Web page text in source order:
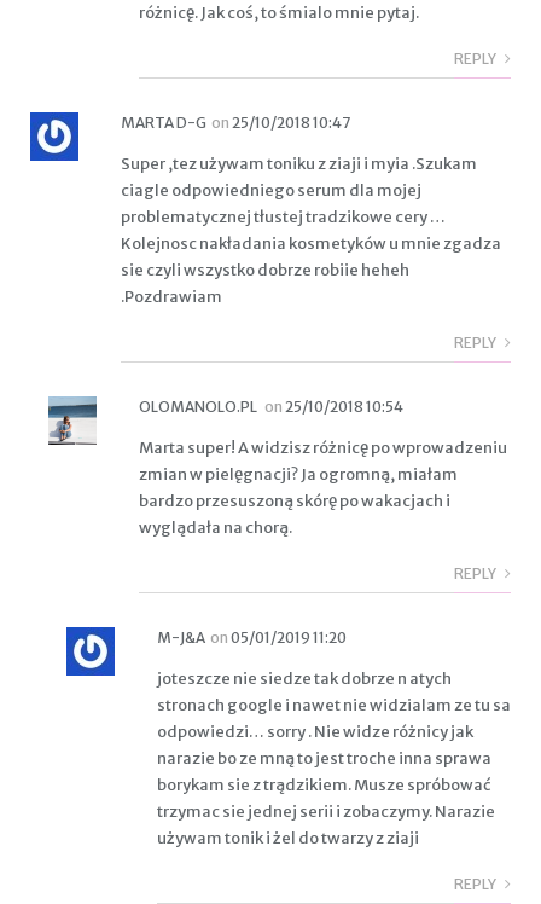
różnicę. Jak coś, to śmialo mnie pytaj.
REPLY
MARTA D-G on 25/10/2018 10:47
Super ,tez używam toniku z ziaji i myia .Szukam
ciagle odpowiedniego serum dla mojej
problematycznej tłustej tradzikowe cery …
Kolejnosc nakładania kosmetyków u mnie zgadza
sie czyli wszystko dobrze robiie heheh
.Pozdrawiam
REPLY
OLOMANOLO.PL on 25/10/2018 10:54
Marta super! A widzisz różnicę po wprowadzeniu
zmian w pielęgnacji? Ja ogromną, miałam
bardzo przesuszoną skórę po wakacjach i
wyglądała na chorą.
REPLY
M-J&A on 05/01/2019 11:20
joteszcze nie siedze tak dobrze n atych
stronach google i nawet nie widzialam ze tu sa
odpowiedzi… sorry . Nie widze różnicy jak
narazie bo ze mną to jest troche inna sprawa
borykam sie z trądzikiem. Musze spróbować
trzymac sie jednej serii i zobaczymy. Narazie
używam tonik i żel do twarzy z ziaji
REPLY